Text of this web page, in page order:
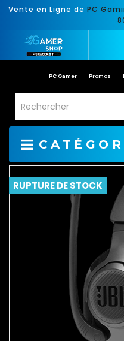
Vente en Ligne de PC
PC Gamer Promos
RUPTURE DE STOCK